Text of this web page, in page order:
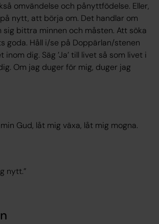
omvändelse och pånyttfödelse. Eller,
nytt, att börja om. Det handlar om
sig bittra minnen och måsten. Att söka
goda. Håll i/se på Doppärlan/stenen
dig. Säg ’Ja’ till livet så som livet i
Om jag duger för mig, duger jag
Gud, låt mig växa, låt mig mogna.
nytt.”